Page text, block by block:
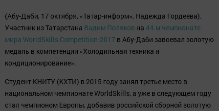
(Абу-Даби, 17 октября, «Татар-информ», Надежда Гордеева).
Участник из Татарстана Вадим Поляков на 44-м чемпионате
мира WorldSkills Competition-2017 в Абу-Даби завоевал золотую
медаль в компетенции «Холодильная техника и
кондиционирование».
Студент КНИТУ (КХТИ) в 2015 году занял третье место в
национальном чемпионате WorldSkills, а уже в следующем году
стал чемпионом Европы, добавив российской сборной золотую